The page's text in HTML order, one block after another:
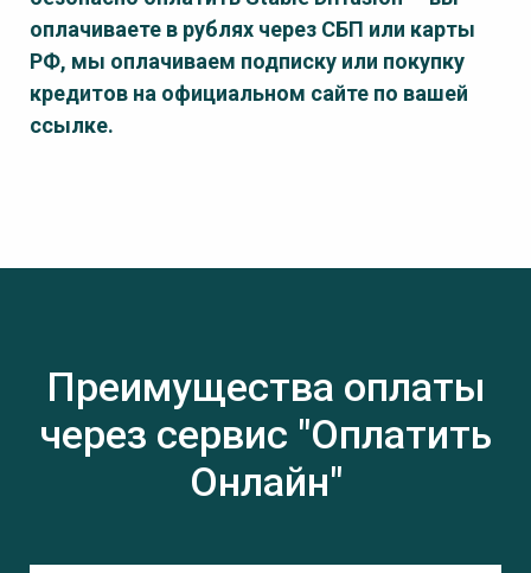
оплачиваете в рублях через СБП или карты
РФ, мы оплачиваем подписку или покупку
кредитов на официальном сайте по вашей
ссылке.
Преимущества оплаты
через сервис "Оплатить
Онлайн"